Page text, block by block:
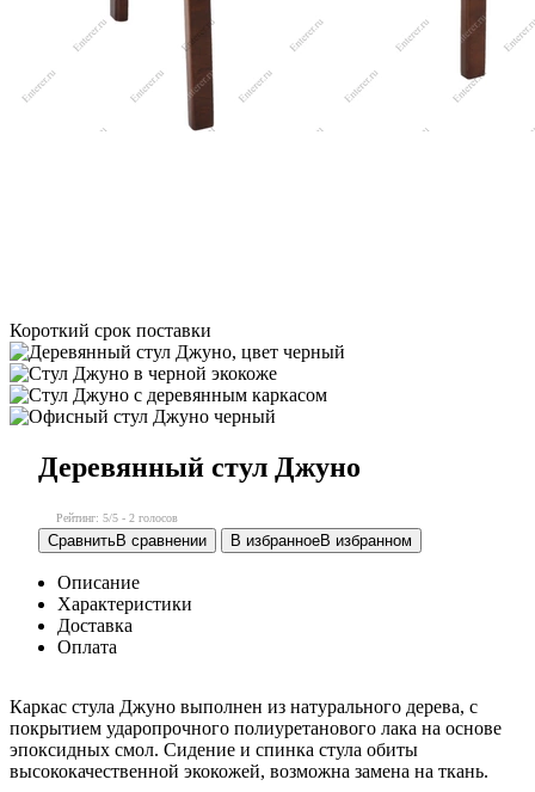
Короткий срок поставки
Деревянный стул Джуно
Рейтинг: 5/5 - 2 голосов
СравнитьВ сравнении В избранноеВ избранном
Описание
Характеристики
Доставка
Оплата
Каркас стула Джуно выполнен из натурального дерева, с
покрытием ударопрочного полиуретанового лака на основе
эпоксидных смол. Сидение и спинка стула обиты
высококачественной экокожей, возможна замена на ткань.